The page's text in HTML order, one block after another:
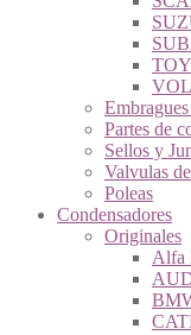
Partes de
Sellos y
Valvulas
Poleas
Condensadores
Originales
Alfa